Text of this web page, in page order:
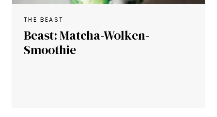
THE BEAST
Beast: Matcha-Wolken-
Smoothie